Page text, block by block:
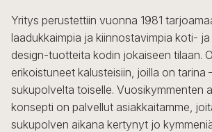
Yritys perustettiin vuonna 1981
laadukkaimpia ja kiinnostavimpia koti-
design-tuotteita kodin jokaiseen tilaan.
erikoistuneet kalusteisiin, joilla on tarina
sukupolvelta toiselle. Vuosikymmenten
konsepti on palvellut asiakkaitamme,
sukupolven aikana kertynyt jo